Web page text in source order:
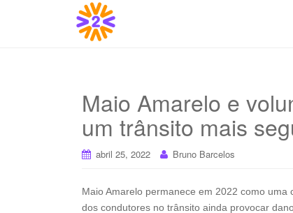
Maio Amarelo e
um trânsito mais
abril 25, 2022 Bruno Barcelos
Maio Amarelo permanece em 2022 como
dos condutores no trânsito ainda provocar